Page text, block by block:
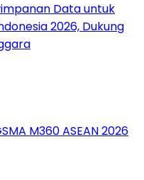
Data untuk
2026, Dukung
M360 ASEAN 2026